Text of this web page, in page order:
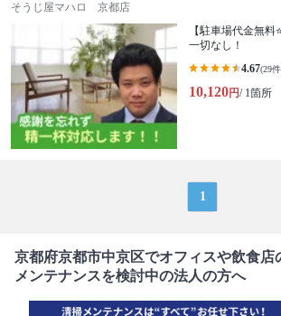
そうじ屋マハロ 京都店
【駐車場代金無
一切なし！
4.67(29
10,120円/ 1箇所
1
京都府京都市中京区でオフィスや飲食店
メンテナンスを検討中の法人の方へ